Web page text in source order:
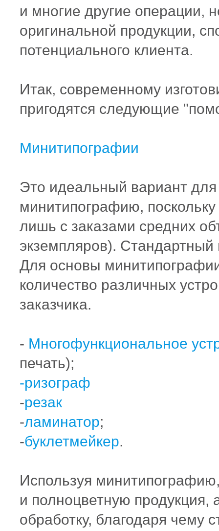
и многие другие операции,
оригинальной продукции,
потенциального клиента.
Итак, современному
пригодятся следующие
Минитипографии
Это идеальный вариант
минитипографию,
лишь с заказами средних
экземпляров).
Для основы
количество различных
заказчика.
- Многофункциональное
печать);
-ризограф
-резак
-ламинатор;
-буклетмейкер.
Используя
и полноцветную продукция,
обработку, благодаря чему